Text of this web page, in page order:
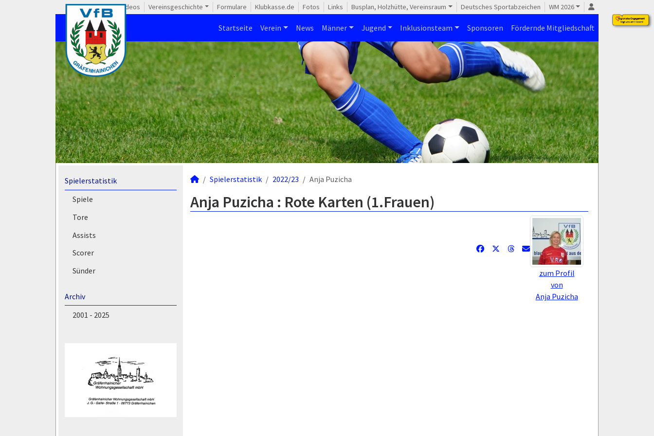
Videos Vereinsgeschichte Formulare Klubkasse.de Fotos Links Busplan, Holzhütte, Vereinsraum Deutsches Sportabzeichen WM 2026
Startseite Verein News Männer Jugend Inklusionsteam Sponsoren Fördernde Mitgliedschaft
Spielerstatistik
Spiele
Tore
Assists
Scorer
Sünder
Archiv
2001 - 2025
Spielerstatistik 2022/23 Anja Puzicha
Anja Puzicha : Rote Karten (1.Frauen)
zum Profil
von
Anja Puzicha